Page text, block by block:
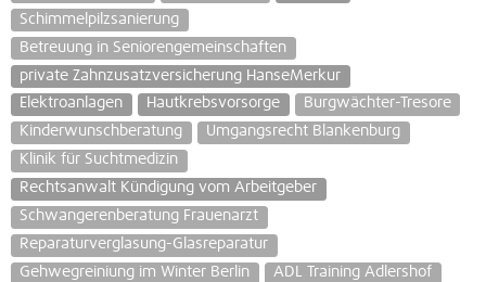
Schimmelpilzsanierung
Betreuung in Seniorengemeinschaften
private Zahnzusatzversicherung HanseMerkur
Elektroanlagen
Hautkrebsvorsorge
Burgwächter-Tresore
Kinderwunschberatung
Umgangsrecht Blankenburg
Klinik für Suchtmedizin
Rechtsanwalt Kündigung vom Arbeitgeber
Schwangerenberatung Frauenarzt
Reparaturverglasung-Glasreparatur
Gehwegreiniung im Winter Berlin
ADL Training Adlershof